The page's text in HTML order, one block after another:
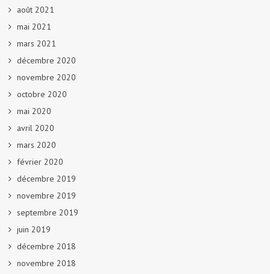
août 2021
mai 2021
mars 2021
décembre 2020
novembre 2020
octobre 2020
mai 2020
avril 2020
mars 2020
février 2020
décembre 2019
novembre 2019
septembre 2019
juin 2019
décembre 2018
novembre 2018